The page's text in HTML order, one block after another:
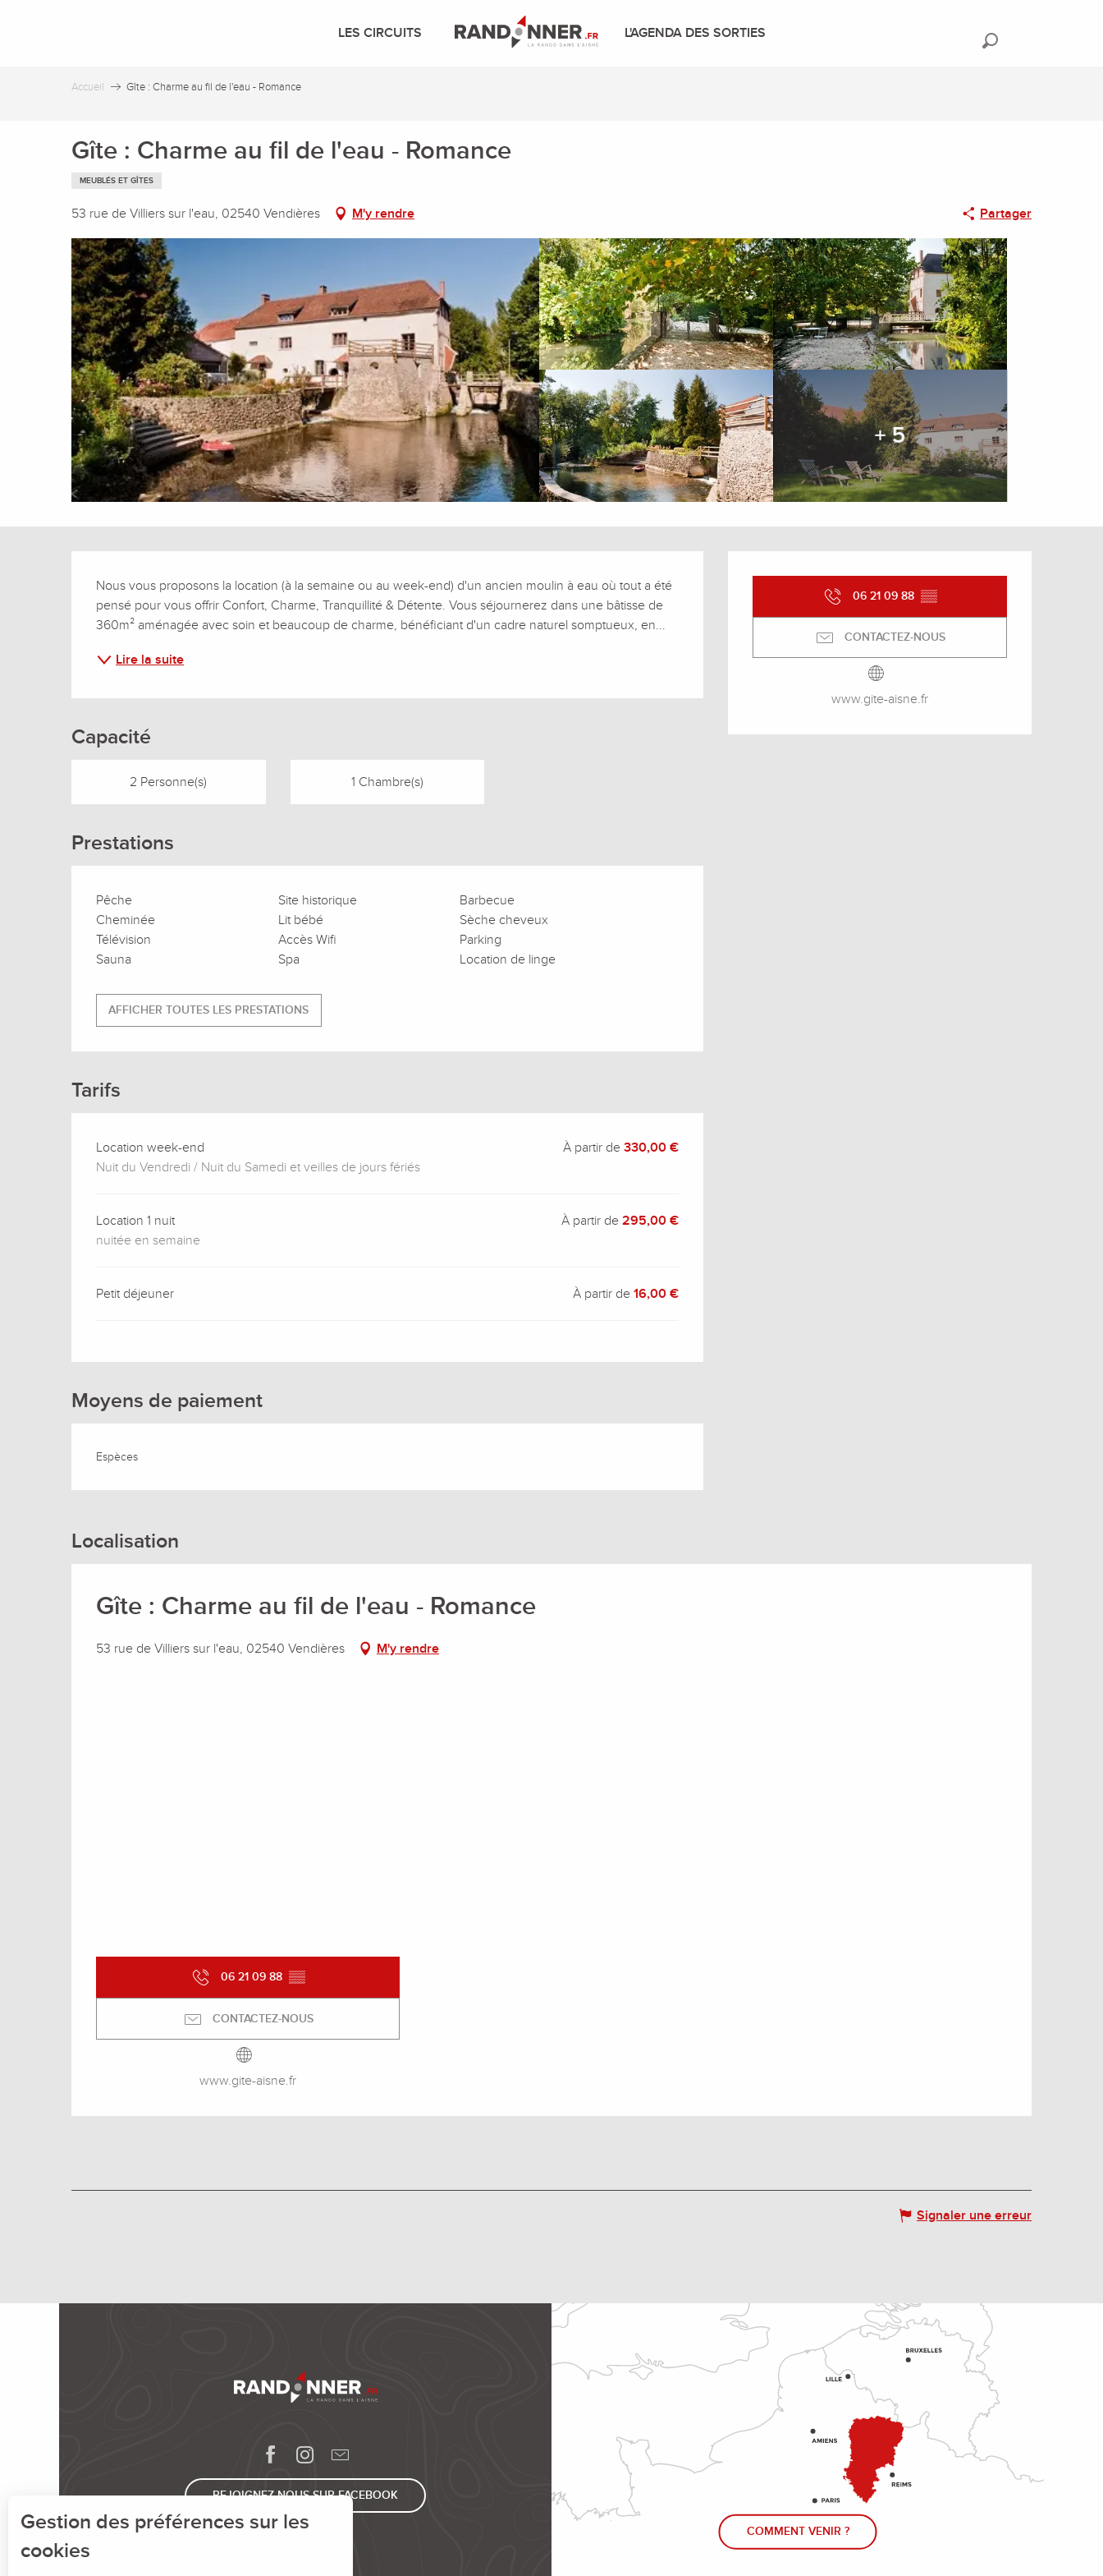
LES CIRCUITS L'AGENDA DES SORTIES
Accueil Gîte : Charme au fil de l'eau - Romance
Gîte : Charme au fil de l'eau - Romance
MEUBLÉS ET GÎTES
53 rue de Villiers sur l'eau, 02540 Vendières M'y rendre Partager
+ 5
Ouverture et
06 21 09 88 ▒▒
CONTACTEZ-NOUS
www.gite-aisne.fr
Description
Nous vous proposons la location (à la semaine ou au week-end) d'un ancien moulin à eau où tout a été
pensé pour vous offrir Confort, Charme, Tranquillité & Détente. Vous séjournerez dans une bâtisse de
360m² aménagée avec soin et beaucoup de charme, bénéficiant d'un cadre naturel somptueux, en...
Lire la suite
Capacité
2 Personne(s) 1 Chambre(s)
Prestations
Pêche Site historique
Barbecue
Cheminée
Lit bébé
Sèche cheveux
Télévision
Accès Wifi
Parking
Sauna
Spa Location de linge
AFFICHER TOUTES LES PRESTATIONS
Tarifs
Location week-end
Nuit du Vendredi / Nuit du Samedi et veilles de jours fériés
À partir de330,00 €
Location 1 nuit
nuitée en semaine
À partir de295,00 €
Petit déjeuner À partir de16,00 €
Moyens de paiement
Espèces
Localisation
Gîte : Charme au fil de l'eau - Romance
53 rue de Villiers sur l'eau, 02540 Vendières M'y rendre
06 21 09 88 ▒▒
CONTACTEZ-NOUS
www.gite-aisne.fr
Signaler une erreur
REJOIGNEZ-NOUS SUR FACEBOOK
COMMENT VENIR ?
Gestion des préférences sur les
cookies